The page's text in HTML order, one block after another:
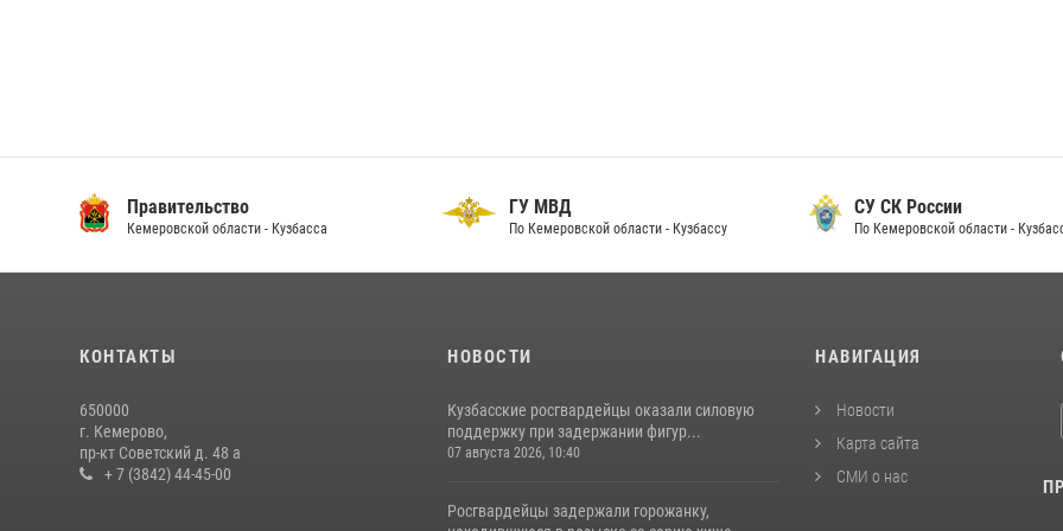
Правительство
Кемеровской области - Кузбасса
ГУ МВД
По Кемеровской области - Кузбассу
СУ СК России
По Кемеровской области -
КОНТАКТЫ
650000
г. Кемерово,
пр-кт Советский д. 48 а
+ 7 (3842) 44-45-00
НОВОСТИ
Кузбасские росгвардейцы оказали силовую
поддержку при задержании фигур...
07 августа 2026, 10:40
Росгвардейцы задержали горожанку,
НАВИГАЦИЯ
Новости
Карта сайта
СМИ о нас